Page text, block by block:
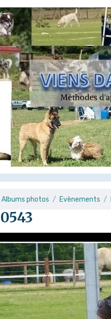
Albums photos Evènements